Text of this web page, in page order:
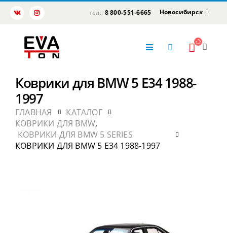
тел.: 8 800-551-6665 Новосибирск
Коврики для BMW 5 E34 1988-
1997
ГЛАВНАЯ
КАТАЛОГ
КОВРИКИ ДЛЯ BMW,
КОВРИКИ ДЛЯ BMW 5 SERIES
КОВРИКИ ДЛЯ BMW 5 E34 1988-1997